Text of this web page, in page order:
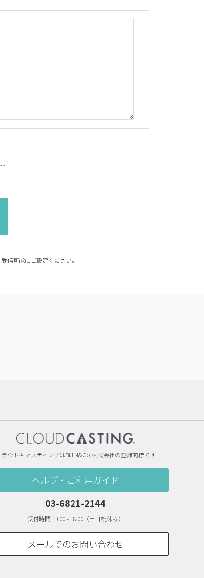
信可能にご設定ください。
ラウドキャスティングはBIJIN&Co.株式会社の登録商標です
ヘルプ・ご利用ガイド
03-6821-2144
受付時間 10:00 - 18:00（土日祝休み）
メールでのお問い合わせ